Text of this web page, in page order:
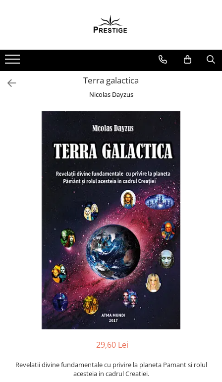
Noutati
Promotii
Pachete Speciale Carti
Arte Divinatorii
Chiromantie
Dezvoltare Spirituala
Paranormal
Parapsihologie
Audiobook
ReConnect
SelfConnect
Terra galactica
Nicolas Dayzus
29,60 Lei
Revelatii divine fundamentale cu privire la planeta Pamant si rolul
acesteia in cadrul Creatiei.